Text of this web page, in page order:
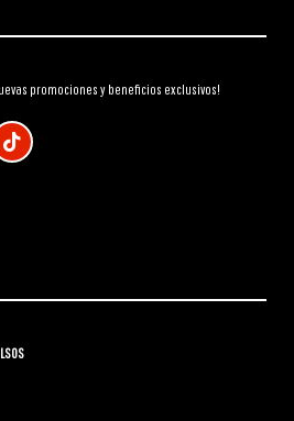
promociones y beneficios exclusivos!